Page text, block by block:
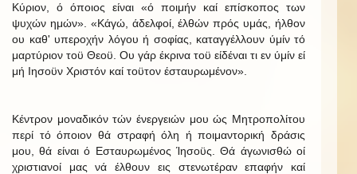
Κύριον, ό όποιος είναι «ό ποιμήν καί επίσκοπος των
ψυχών ημών». «Κάγώ, άδελφοί, έλθών πρός υμάς, ήλθον
ου καθ' υπεροχήν λόγου ή σοφίας, καταγγέλλουν ύμίν τό
μαρτύριον τοϋ Θεοϋ. Ου γάρ έκρινα τοϋ είδέναι τι εν ύμίν εί
μή Ιησοϋν Χριστόν καί τοϋτον έσταυρωμένον».
Κέντρον μοναδικόν τών ένεργειών μου ώς Μητροπολίτου
περί τό όποιον θά στραφή όλη ή ποιμαντορική δράσις
μου, θά είναι ό Εσταυρωμένος Ίησοϋς. Θά άγωνισθώ οί
χριστιανοί μας νά έλθουν εις στενωτέραν επαφήν καί